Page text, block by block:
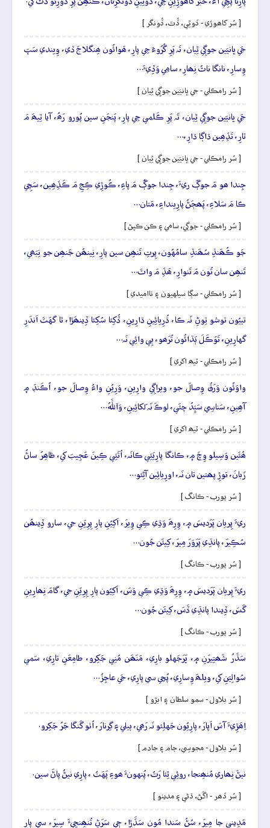
[ سُر کاھوڙي - ڏوٿِي، ڏُٿ، ڏُونگر ]
جَي ڀانيَين جوڳِي ٿِيان، تَہ پَرِ گُرُوءَ جِي پارِ، ھَوائُون ھِنگلاجَ ڏي، وِيندي سَڀَ
وِسارِ، نانگا ناٿُ نِھارِ، سامِي وَڏِيءَ…
[ سُر رامڪلي - جي ڀانيَين جوڳِي ٿِيان ]
جَي ڀانيَين جوڳِي ٿِيان، تَہ پَرِ ڪَلمي جِي پارِ، پَنجَنِ سين پُورو رَھُ، آيا ٽِيھَ مَ
ٽارِ، تَڏِھِين ڌاڳا ڌارِ،…
[ سُر رامڪلي - جي ڀانيَين جوڳِي ٿِيان ]
جِندا ھو مَ جوڳَ ريءَ، جِندا جوڳُ مَ پاءِ، ڪُوڙِي ڪِجِ مَ ڪَڏِھِين، سَچِي
ڪا مَ سَلاءِ، پَھڄَڻُ پارِينداءِ، مَتان…
[ سُر رامڪلي - جوڳي، سامي ۽ ڪن ڪپڻ ]
جَو ڪُھَنڌِ سُھَنڌِ سامُهُون، پِرتِ تَنھِن سين پارِ، نِينھُن جَنھِن جو نِبَھي،
تَنھِن سان تُون مَ تَنوارِ، ھَڏِ مَ واٽَ…
[ سُر رامڪلي - سڳا سيلهيون ۽ نااميدي ]
تييُون توشو تِوڻِ نَہ ڪا، ڌُرِيائِينِ ڌارِينِ، ڏُکِئا سُکِئا ڏِينھَڙا، ٿا گهَٽَ اَندَرِ
گهارِينِ، تَوَڪَلَ ٻَڌائُون تُرَھو، ٻِي وائِي نَہ…
[ سُر رامڪلي - ٽيھ اکري ]
واوَئُون وَرَقُ وِصالَ جو، ويراڳِي وارِينِ، وَرِيُنِ واءُ وِصالَ جو، اُڪَنڊَ ۾
آھِينِ، سَناسِي سَيِّدُ چئَي، لوڪَ نَہ لَکائِينِ، وَٱللَّهُ…
[ سُر رامڪلي - ٽيھ اکري ]
ھُئَين وَسِيلو وِچَ ۾، ڪانگا پارِيَئِي ڪانَہ، اُتَئِي ڪِينَ عَجِيبَ کي، ظاھِرُ ساڻُ
زَبانَ، توڙِ پھتين تان نَہ، اورِيائِين آڻِئو…
[ سُر پورب - ڪانگ ]
ريءَ پِريان پَرَديسَ ۾، وِرِھَ وَڌِي ڪِي وِيرَ، اَکِيُنِ پارِ پِرِيَنِ جي، سارو ڏِينھُن
سُڪِيرَ، پانڌِي پَرَوَرَ مِيرَ، کِيئَن جُون…
[ سُر پورب - ڪانگ ]
ريءَ پِريان پَرَديسَ ۾، وِرِھَ وَڌِي ڪِي وَسَ، اَکِيُون پارِ پِرِيَنِ جي، گامَ نِھارِينِ
گَسَ، ڏِيندا پانڌِي ڏَسَ، کِيئَن جُون…
[ سُر پورب - ڪانگ ]
سَڌَرُ شَھتِيرَنِ ۾، ڀَرَجَهلو بارِي، مَنَھَن مُنِي جَکِرو، طامِعَنِ تارِي، سَمي
سُوالِيَنِ کي، ويلھَ وِسارِي، پُڇي سي پارِي، جَي عاجِزُ…
[ سُر بلاول - سمو سلطان ۽ ابڙو ]
اِھَڙِيءَ آسَ اَپارَ، پارِيُون جَهلِئو نَہ رَھي، ٻيلي ۽ گِرنارَ، اُٺو گَنگا جَرُ جَکِرو.
[ سُر بلاول - مجوسِي، ڄام ۽ جادم ]
نيڻَ نِھاري مُنھِنجا، روئِي ٿِئا رَتُ، پُنهونءَ ھوءِ پَهَتُ ، پارِي نيڻُ پاڻَ سين.
[ سُر ڏھر - اڱڻ، ڌڻي ۽ مدينو ]
مَدِيني جا مِيرَ، سُڻُ سَندا مُون سَڏَڙا، جٖي سَرَڻِ تُنھِنجِيءَ سِيرَ، سي پارِ